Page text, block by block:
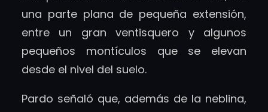
una parte plana de pequeña extensión,
entre un gran ventisquero y algunos
pequeños montículos que se elevan
desde el nivel del suelo.
Pardo señaló que, además de la neblina,